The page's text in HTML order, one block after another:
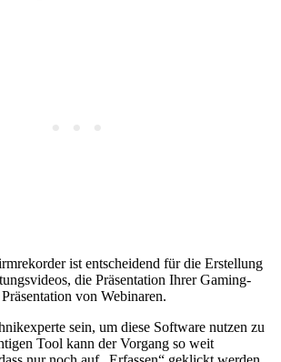
ist entscheidend für die Erstellung
die Präsentation Ihrer Gaming-
von Webinaren.
sein, um diese Software nutzen zu
Tool kann der Vorgang so weit